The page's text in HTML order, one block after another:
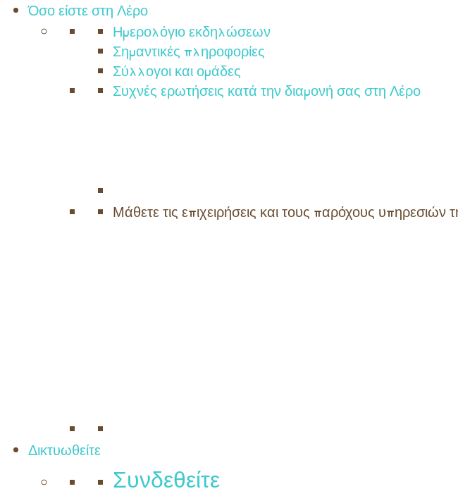
Όσο είστε στη Λέρο
Ημερολόγιο εκδηλώσεων
Σημαντικές πληροφορίες
Σύλλογοι και ομάδες
Συχνές ερωτήσεις κατά την διαμονή σας στη Λέρο
Μάθετε τις επιχειρήσεις και τους παρόχους υπηρεσιών
Δικτυωθείτε
Συνδεθείτε